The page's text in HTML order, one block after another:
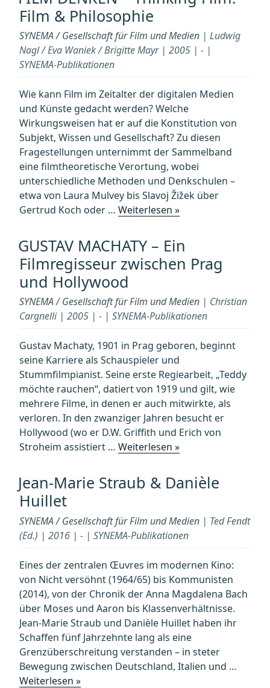
DRITTEN
–“
Film & Philosophie
SYNEMA / Gesellschaft für Film und Medien | Ludwig
Nagl / Eva Waniek / Brigitte Mayr | 2005 | - |
SYNEMA-Publikationen
Wie kann Film im Zeitalter der digitalen Medien
und Künste gedacht werden? Welche
Wirkungsweisen hat er auf die Konstitution von
Subjekt, Wissen und Gesellschaft? Zu diesen
Fragestellungen unternimmt der Sammelband
eine filmtheoretische Verortung, wobei
unterschiedliche Methoden und Denkschulen –
etwa von Laura Mulvey bis Slavoj Žižek über
Gertrud Koch oder … Weiterlesen »„FILM
Thinking
Film.
&
Philosophie“
GUSTAV MACHATY – Ein
Filmregisseur zwischen Prag
und Hollywood
SYNEMA / Gesellschaft für Film und Medien | Christian
Cargnelli | 2005 | - | SYNEMA-Publikationen
Gustav Machaty, 1901 in Prag geboren, beginnt
seine Karriere als Schauspieler und
Stummfilmpianist. Seine erste Regiearbeit, „Teddy
möchte rauchen“, datiert von 1919 und gilt, wie
mehrere Filme, in denen er auch mitwirkte, als
verloren. In den zwanziger Jahren besucht er
Hollywood (wo er D.W. Griffith und Erich von
Stroheim assistiert … Weiterlesen »„GUSTAV
Ein
zwischen
Prag
und
Hollywood“
Jean-Marie Straub & Danièle
Huillet
SYNEMA / Gesellschaft für Film und Medien | Ted Fendt
(Ed.) | 2016 | - | SYNEMA-Publikationen
Eines der zentralen Œuvres im modernen Kino:
von Nicht versöhnt (1964/65) bis Kommunisten
(2014), von der Chronik der Anna Magdalena Bach
über Moses und Aaron bis Klassenverhältnisse.
Jean-Marie Straub und Danièle Huillet haben ihr
Schaffen fünf Jahrzehnte lang als eine
Grenzüberschreitung verstanden – in steter
Bewegung zwischen Deutschland, Italien und …
Weiterlesen »„Jean-